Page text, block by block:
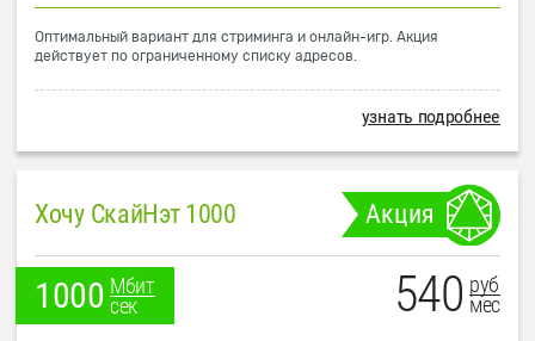
Оптимальный вариант для стриминга и онлайн-игр. Акция
действует по ограниченному списку адресов.
узнать подробнее
Хочу СкайНэт 1000 Акция
1000 Мбит
сек
540 руб
мес